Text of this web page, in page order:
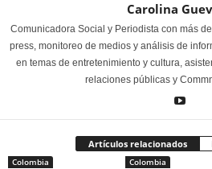
Carolina
Comunicadora Social y Periodista con más
press, monitoreo de medios y análisis de
en temas de entretenimiento y cultura,
relaciones públicas y
Artículos relacionados
Colombia Colombia